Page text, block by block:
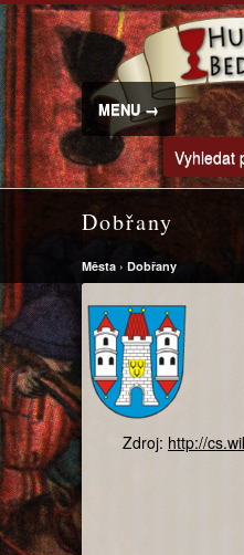
MENU →
Vyhledat
Dobřany
Města › Dobřany
Zdroj: http://